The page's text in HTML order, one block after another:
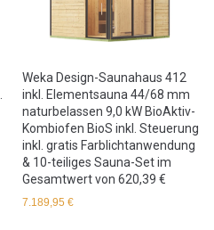
Weka Design-Saunahaus 412
inkl. Elementsauna 44/68 mm
naturbelassen 9,0 kW BioAktiv-
Kombiofen BioS inkl. Steuerung
inkl. gratis Farblichtanwendung
& 10-teiliges Sauna-Set im
Gesamtwert von 620,39 €
7.189,95€